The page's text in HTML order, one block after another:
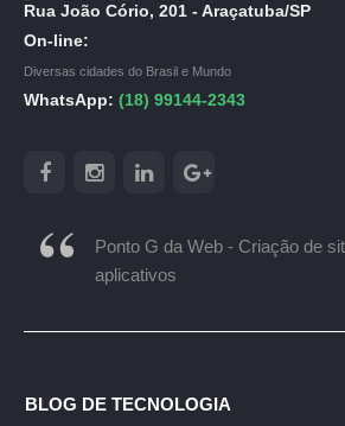
Rua João Cório, 201 - Araçatuba/SP
On-line:
Diversas cidades do Brasil e Mundo
WhatsApp: (18) 99144-2343
Ponto G da Web - Criação de
aplicativos
BLOG DE TECNOLOGIA